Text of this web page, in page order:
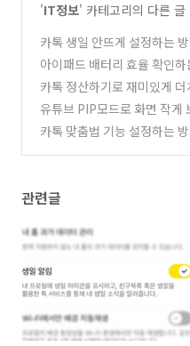
'IT정보' 카테고리의 다른 글
카톡 생일 안뜨게 설정하는
비공개로 숨기기
(3)
아이패드 배터리 효율 확인
및 사이클 확인하기
(3)
카톡 정산하기로 재미있게
카오톡 사다리타기 (4)
유튜브 PIP모드로 화면 작게
멀티태스킹 하기
(12)
카톡 맞춤법 기능 설정하는 방
관련글